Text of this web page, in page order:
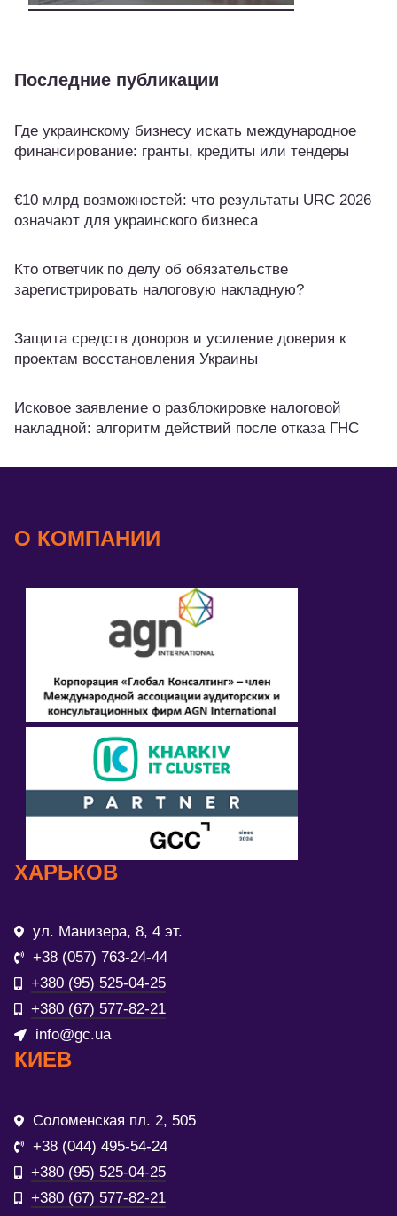
Последние публикации
Где украинскому бизнесу искать международное
финансирование: гранты, кредиты или тендеры
€10 млрд возможностей: что результаты URC 2026
означают для украинского бизнеса
Кто ответчик по делу об обязательстве
зарегистрировать налоговую накладную?
Защита средств доноров и усиление доверия к
проектам восстановления Украины
Исковое заявление о разблокировке налоговой
накладной: алгоритм действий после отказа ГНС
О КОМПАНИИ
ХАРЬКОВ
ул. Манизера, 8, 4 эт.
+38 (057) 763-24-44
+380 (95) 525-04-25
+380 (67) 577-82-21
info@gc.ua
КИЕВ
Соломенская пл. 2, 505
+38 (044) 495-54-24
+380 (95) 525-04-25
+380 (67) 577-82-21